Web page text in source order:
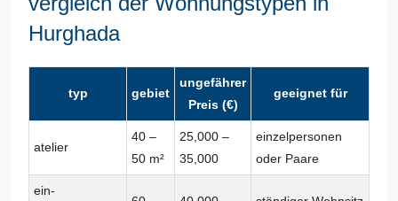
Hurghada
typ gebiet
ungefährer
Preis (€)
geeignet für
atelier
40 –
50 m²
25,000 –
35,000
einzelpersonen
oder Paare
ein-